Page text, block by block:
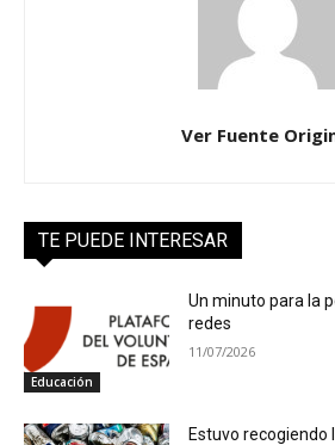
Ver Fuente
TE PUEDE INTERESAR
Educación
Un minuto para la
redes
11/07/2026
Estuvo recogiendo